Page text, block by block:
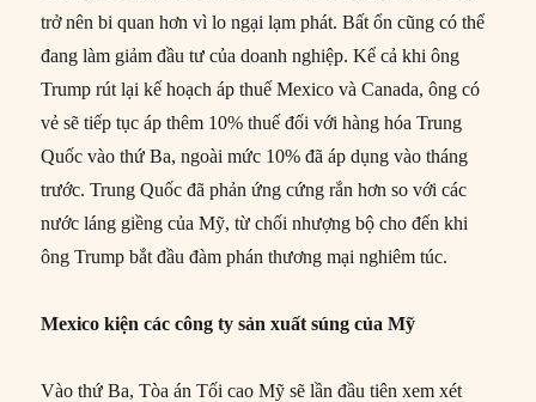
trở nên bi quan hơn vì lo ngại lạm phát. Bất ổn cũng có thể
đang làm giảm đầu tư của doanh nghiệp. Kể cả khi ông
Trump rút lại kế hoạch áp thuế Mexico và Canada, ông có
vẻ sẽ tiếp tục áp thêm 10% thuế đối với hàng hóa Trung
Quốc vào thứ Ba, ngoài mức 10% đã áp dụng vào tháng
trước. Trung Quốc đã phản ứng cứng rắn hơn so với các
nước láng giềng của Mỹ, từ chối nhượng bộ cho đến khi
ông Trump bắt đầu đàm phán thương mại nghiêm túc.
Mexico kiện các công ty sản xuất súng của Mỹ
Vào thứ Ba, Tòa án Tối cao Mỹ sẽ lần đầu tiên xem xét